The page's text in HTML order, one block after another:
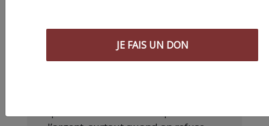
pensons que la presse
JE FAIS UN DON